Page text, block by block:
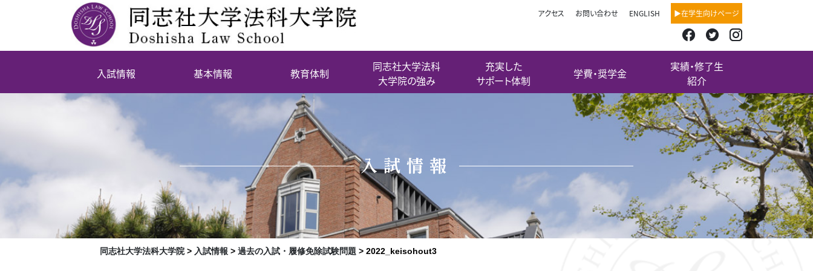
アクセス お問い合わせ ENGLISH ▶在学生向けページ
入試情報 基本情報 教育体制
同志社大学法科
大学院の強み
充実した
サポート体制
学費・奨学金
実績・修了生
紹介
入試情報
同志社大学法科大学院> 入試情報 > 過去の入試・ 履修免除試験問題 > 2022_keisohout3